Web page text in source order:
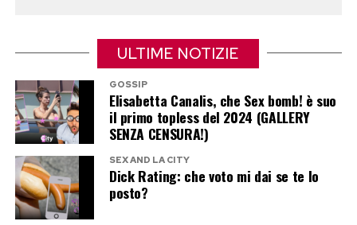
la pelle non è una tela inerte su cui stratificare
acidi a piacimento, ma un organo vivo dotato di
precisi meccanismi di autoregolazione che mal
sopportano l’iper-esfoliazione continua indotta
dai trend digitali.
La strategia del minimalismo
terapeutico
ULTIME NOTIZIE
GOSSIP
Elisabetta Canalis, che Sex bomb! è suo
il primo topless del 2024 (GALLERY
SENZA CENSURA!)
SEX AND LA CITY
Dick Rating: che voto mi dai se te lo
posto?